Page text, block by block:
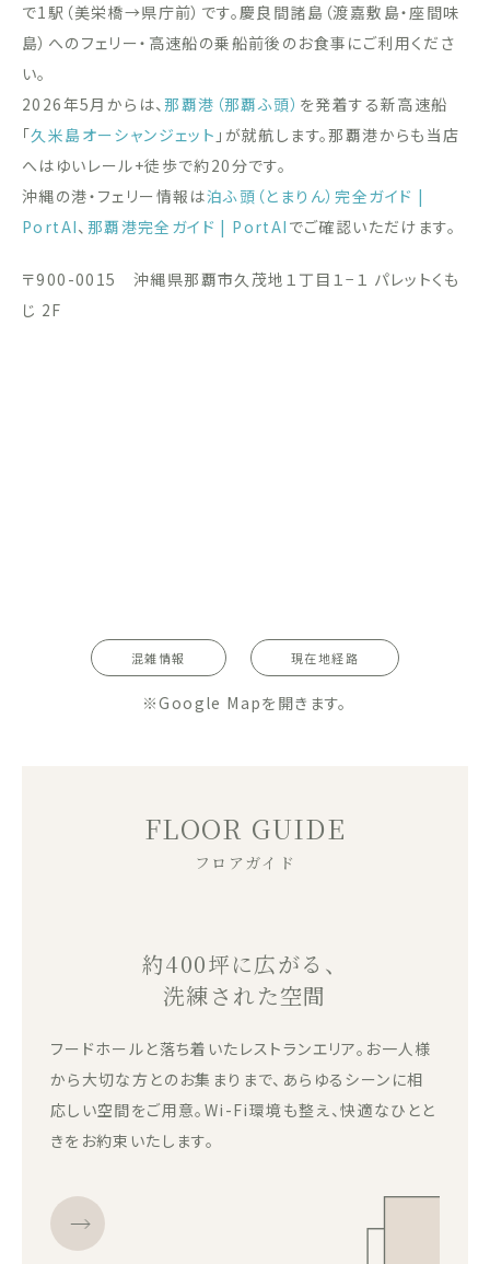
で1駅（美栄橋→県庁前）です。慶良間諸島（渡嘉敷島・座間味
島）へのフェリー・高速船の乗船前後のお食事にご利用くださ
い。
2026年5月からは、那覇港（那覇ふ頭） を発着する新高速船
「久米島オーシャンジェット 」が就航します。那覇港からも当店
へはゆいレール+徒歩で約20分です。
沖縄の港・フェリー情報は泊ふ頭（とまりん）完全ガイド |
PortAI、 那覇港完全ガイド | PortAI でご確認いただけます。
〒900-0015 沖縄県那覇市久茂地１丁目１−１ パレットくも
じ 2F
混雑情報 現在地経路
※Google Mapを開きます。
FLOOR GUIDE
フロアガイド
約400坪に広がる、
洗練された空間
フードホールと落ち着いたレストランエリア。お一人様
から大切な方とのお集まりまで、あらゆるシーンに相
応しい空間をご用意。Wi-Fi環境も整え、快適なひとと
きをお約束いたします。